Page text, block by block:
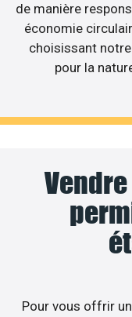
de manière
économie
choisissant
pour la
Pour vous offrir